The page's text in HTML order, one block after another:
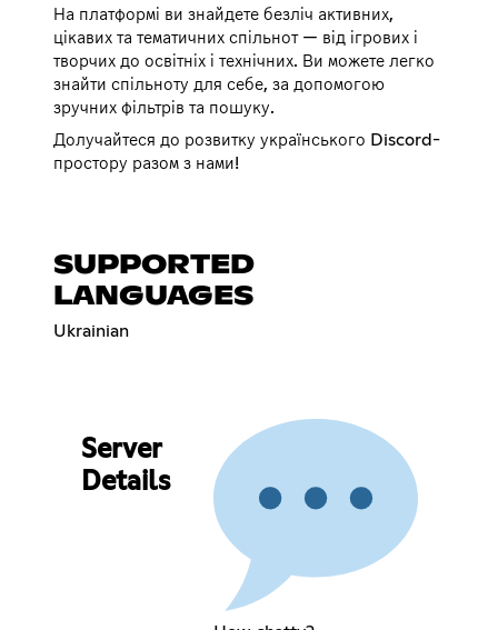
На платформі ви знайдете безліч активних,
цікавих та тематичних спільнот — від ігрових і
творчих до освітніх і технічних. Ви можете легко
знайти спільноту для себе, за допомогою
зручних фільтрів та пошуку.
Долучайтеся до розвитку українського Discord-
простору разом з нами!
SUPPORTED
LANGUAGES
Ukrainian
Server
Details